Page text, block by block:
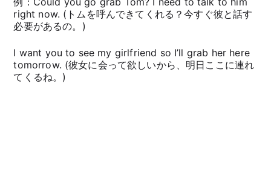
right now. (トムを呼んできてくれる？今すぐ彼と話す
必要があるの。)
I want you to see my girlfriend so I’ll grab her here
tomorrow. (彼女に会って欲しいから、明日ここに連れ
てくるね。)